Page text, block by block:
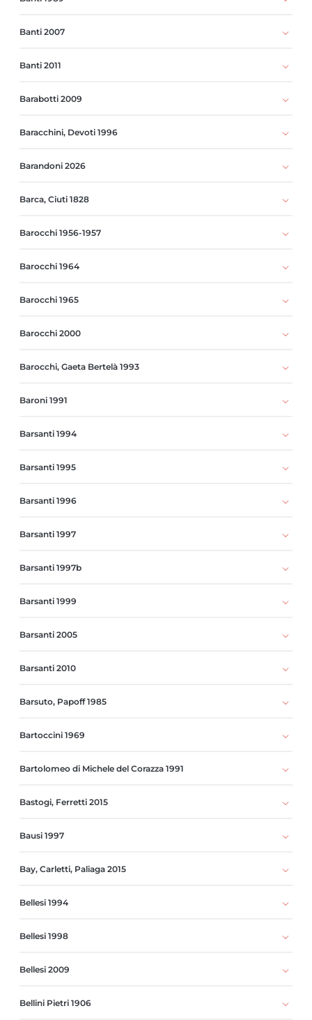
Banti 2007
Banti 2011
Barabotti 2009
Baracchini, Devoti 1996
Barandoni 2026
Barca, Ciuti 1828
Barocchi 1956-1957
Barocchi 1964
Barocchi 1965
Barocchi 2000
Barocchi, Gaeta Bertelà 1993
Baroni 1991
Barsanti 1994
Barsanti 1995
Barsanti 1996
Barsanti 1997
Barsanti 1997b
Barsanti 1999
Barsanti 2005
Barsanti 2010
Barsuto, Papoff 1985
Bartoccini 1969
Bartolomeo di Michele del Corazza 1991
Bastogi, Ferretti 2015
Bausi 1997
Bay, Carletti, Paliaga 2015
Bellesi 1994
Bellesi 1998
Bellesi 2009
Bellini Pietri 1906